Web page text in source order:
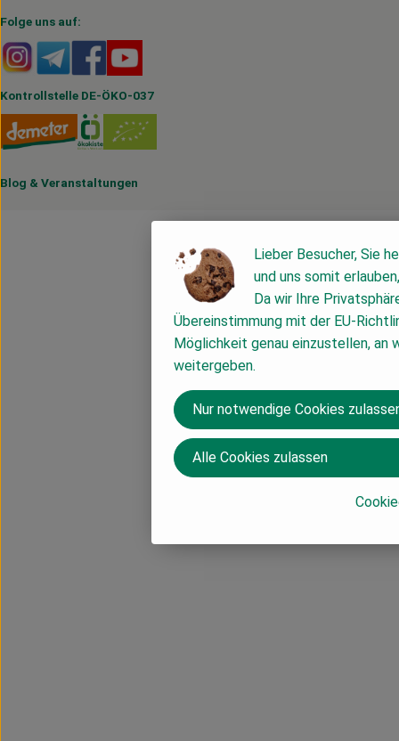
Folge uns auf:
Externer Link zu https://www.instagram.com/
Externer Link zu https://t.me/s/hofmahlitzsch
Externer Link zu https://www.facebook.com/
Kontrollstelle DE-ÖKO-037
Blog & Veranstaltungen
Lieber Besucher, Sie
und uns somit
Da wir Ihre
Übereinstimmung mit der EU-
Möglichkeit genau einzustellen, an
weitergeben.
Nur notwendige Cookies
Alle Cookies zulassen